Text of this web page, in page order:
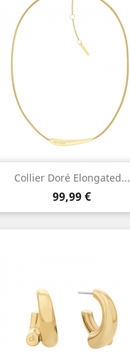
Collier Doré Elongated...
Prix
99,99 €